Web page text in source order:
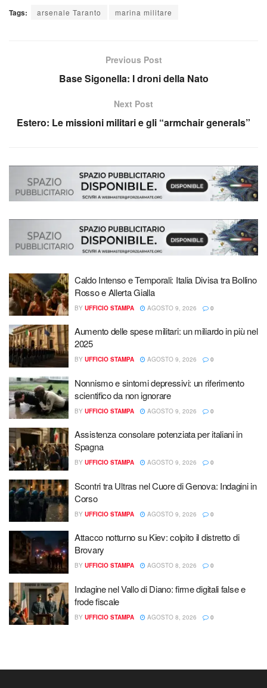
Tags: arsenale Taranto marina militare
Previous Post
Base Sigonella: I droni della Nato
Next Post
Estero: Le missioni militari e gli “armchair generals”
Caldo Intenso e Temporali: Italia Divisa tra Bollino
Rosso e Allerta Gialla
BY UFFICIO STAMPA AGOSTO 9, 2026 0
Aumento delle spese militari: un miliardo in più nel
2025
BY UFFICIO STAMPA AGOSTO 9, 2026 0
Nonnismo e sintomi depressivi: un riferimento
scientifico da non ignorare
BY UFFICIO STAMPA AGOSTO 9, 2026 0
Assistenza consolare potenziata per italiani in
Spagna
BY UFFICIO STAMPA AGOSTO 9, 2026 0
Scontri tra Ultras nel Cuore di Genova: Indagini in
Corso
BY UFFICIO STAMPA AGOSTO 9, 2026 0
Attacco notturno su Kiev: colpito il distretto di
Brovary
BY UFFICIO STAMPA AGOSTO 8, 2026 0
Indagine nel Vallo di Diano: firme digitali false e
frode fiscale
BY UFFICIO STAMPA AGOSTO 8, 2026 0